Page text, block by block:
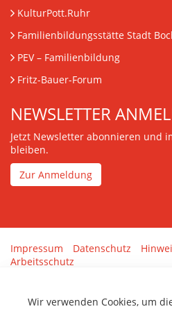
KulturPott.Ruhr
Familienbildungsstätte Stadt
PEV– Familienbildung
Fritz-Bauer-Forum
NEWSLETTER
Jetzt Newsletter abonnieren und
bleiben.
Zur Anmeldung
Impressum Datenschutz
Arbeitsschutz
Wir verwenden Cookies, um